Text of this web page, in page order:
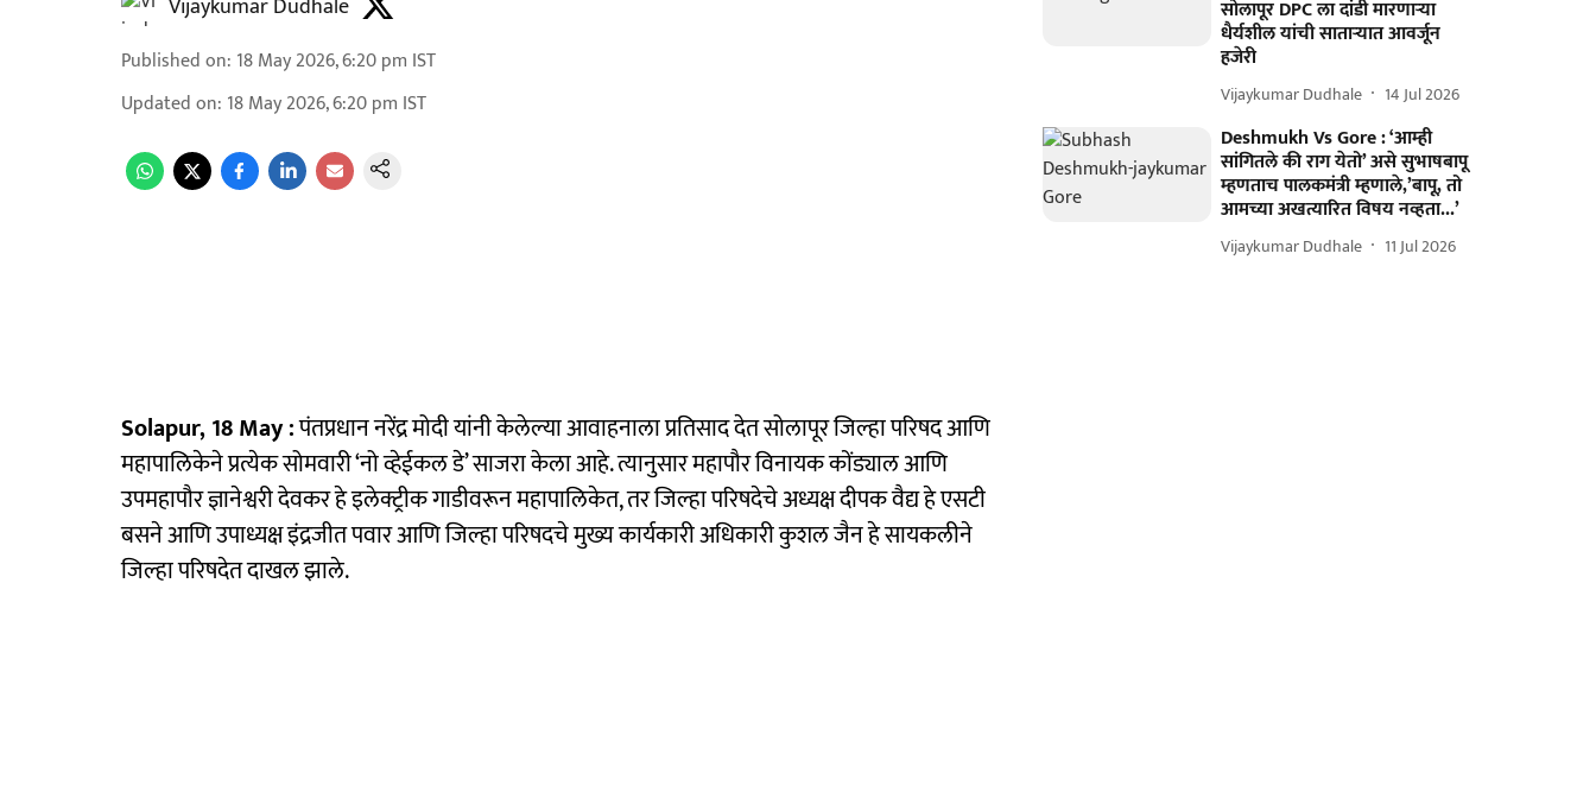
Vijaykumar Dudhale
Published on: 18 May 2026, 6:20 pm IST
Updated on: 18 May 2026, 6:20 pm IST
Solapur, 18 May :पंतप्रधान नरेंद्र मोदी यांनी केलेल्या आवाहनाला प्रतिसाद देत सोलापूर जिल्हा परिषद आणि
महापालिकेने प्रत्येक सोमवारी ‘नो व्हेईकल डे’ साजरा केला आहे. त्यानुसार महापौर विनायक कोंड्याल आणि
उपमहापौर ज्ञानेश्वरी देवकर हे इलेक्ट्रीक गाडीवरून महापालिकेत, तर जिल्हा परिषदेचे अध्यक्ष दीपक वैद्य हे एसटी
बसने आणि उपाध्यक्ष इंद्रजीत पवार आणि जिल्हा परिषदचे मुख्य कार्यकारी अधिकारी कुशल जैन हे सायकलीने
जिल्हा परिषदेत दाखल झाले.
सोलापूर DPC ला दांडी मारणाऱ्या
धैर्यशील यांची साताऱ्यात आवर्जून
हजेरी
Vijaykumar Dudhale 14 Jul 2026
Deshmukh Vs Gore : ‘आम्ही
सांगितले की राग येतो’ असे सुभाषबापू
म्हणताच पालकमंत्री म्हणाले,’बापू, तो
आमच्या अखत्यारित विषय नव्हता...’
Vijaykumar Dudhale 11 Jul 2026